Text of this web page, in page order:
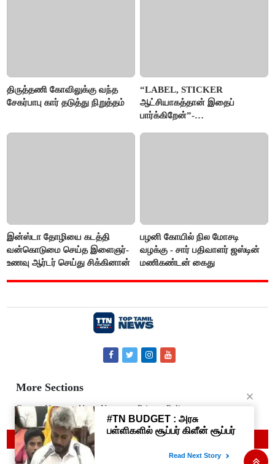
திருத்தணி கோவிலுக்கு வந்த
சேகர்பாபு கார் தடுத்து நிறுத்தம்
“LABEL, STICKER
ஆட்சியாகத்தான் இதைப்
பார்க்கிறேன்”-
இன்ஸ்டா தோழியை கடத்தி
வன்கொடுமை செய்த இளைஞர்-
உணவு ஆர்டர் செய்து சிக்கினான்
பழனி கோயில் நில மோசடி
வழக்கு - சார் பதிவாளர் ஜஸ்டின்
மணிகண்டன் கைது
More Sections
Contact Us About Us Privacy Policy
© 2019 Top Tamil News